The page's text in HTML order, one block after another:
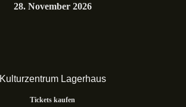
28. November 2026
Kulturzentrum Lagerhaus
Tickets kaufen